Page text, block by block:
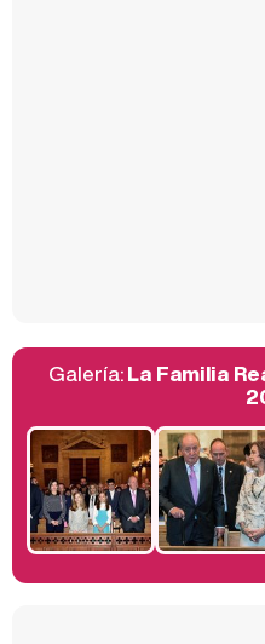
Galería:La Familia